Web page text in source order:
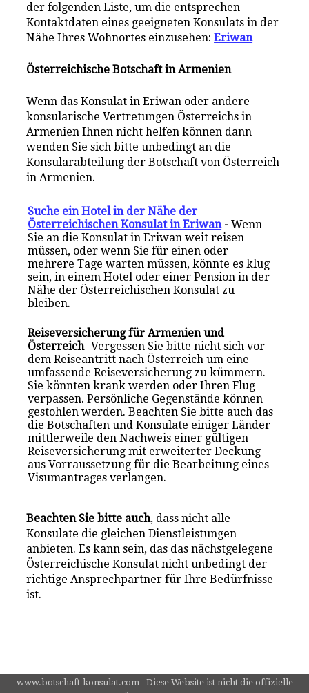
der folgenden Liste, um die entsprechen
Kontaktdaten eines geeigneten Konsulats in der
Nähe Ihres Wohnortes einzusehen:Eriwan
Österreichische Botschaft in Armenien
Wenn das Konsulat in Eriwan oder andere
konsularische Vertretungen Österreichs in
Armenien Ihnen nicht helfen können dann
wenden Sie sich bitte unbedingt an die
Konsularabteilung der Botschaft von Österreich
in Armenien.
Suche ein Hotel in der Nähe der
Österreichischen Konsulat in Eriwan-Wenn
Sie an die Konsulat in Eriwan weit reisen
müssen, oder wenn Sie für einen oder
mehrere Tage warten müssen, könnte es klug
sein, in einem Hotel oder einer Pension in der
Nähe der Österreichischen Konsulat zu
bleiben.
Reiseversicherung für Armenien und
Österreich- Vergessen Sie bitte nicht sich vor
dem Reiseantritt nach Österreich um eine
umfassende Reiseversicherung zu kümmern.
Sie könnten krank werden oder Ihren Flug
verpassen. Persönliche Gegenstände können
gestohlen werden. Beachten Sie bitte auch das
die Botschaften und Konsulate einiger Länder
mittlerweile den Nachweis einer gültigen
Reiseversicherung mit erweiterter Deckung
aus Vorraussetzung für die Bearbeitung eines
Visumantrages verlangen.
Beachten Sie bitte auch, dass nicht alle
Konsulate die gleichen Dienstleistungen
anbieten. Es kann sein, das das nächstgelegene
Österreichische Konsulat nicht unbedingt der
richtige Ansprechpartner für Ihre Bedürfnisse
ist.
www.botschaft-konsulat.com - Diese Website ist nicht die offizielle